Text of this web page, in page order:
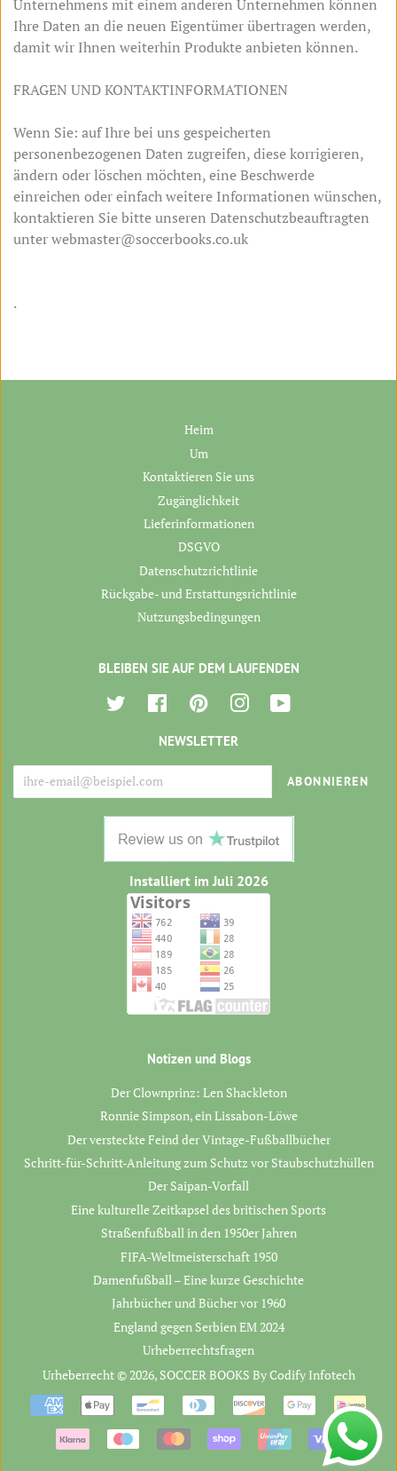
Unternehmens mit einem anderen Unternehmen können
Ihre Daten an die neuen Eigentümer übertragen werden,
damit wir Ihnen weiterhin Produkte anbieten können.
FRAGEN UND KONTAKTINFORMATIONEN
Wenn Sie: auf Ihre bei uns gespeicherten
personenbezogenen Daten zugreifen, diese korrigieren,
ändern oder löschen möchten, eine Beschwerde
einreichen oder einfach weitere Informationen wünschen,
kontaktieren Sie bitte unseren Datenschutzbeauftragten
unter webmaster@soccerbooks.co.uk
.
Heim
Um
Kontaktieren Sie uns
Zugänglichkeit
Lieferinformationen
DSGVO
Datenschutzrichtlinie
Rückgabe- und Erstattungsrichtlinie
Nutzungsbedingungen
BLEIBEN SIE AUF DEM LAUFENDEN
Twitter Facebook Pinterest Instagram
NEWSLETTER
ABONNIEREN
Installiert im Juli 2026
Notizen und Blogs
Der Clownprinz: Len Shackleton
Ronnie Simpson, ein Lissabon-Löwe
Der versteckte Feind der Vintage-Fußballbücher
Schritt-für-Schritt-Anleitung zum Schutz vor Staubschutzhüllen
Der Saipan-Vorfall
Eine kulturelle Zeitkapsel des britischen Sports
Straßenfußball in den 1950er Jahren
FIFA-Weltmeisterschaft 1950
Damenfußball – Eine kurze Geschichte
Jahrbücher und Bücher vor 1960
England gegen Serbien EM 2024
Urheberrechtsfragen
Urheberrecht © 2026, SOCCER BOOKS ByCodify Infotech
Zahlungsarten